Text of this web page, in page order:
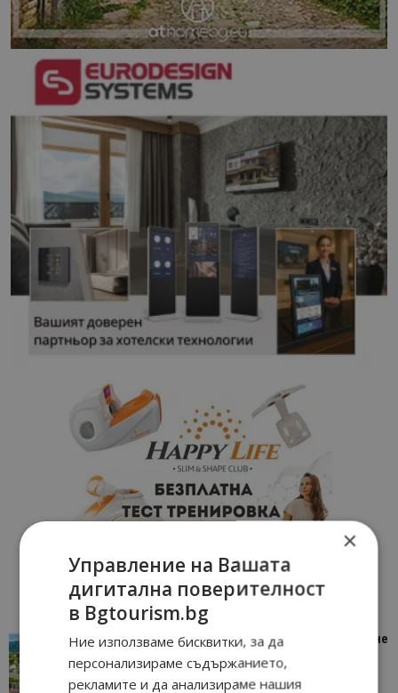
“Пощенска картичка от…”: Петрич – Изживяване
11/07/2026 11:22
×
Управление на Вашата
дигитална поверителност
в Bgtourism.bg
Ние използваме бисквитки, за да
персонализираме съдържанието,
рекламите и да анализираме нашия